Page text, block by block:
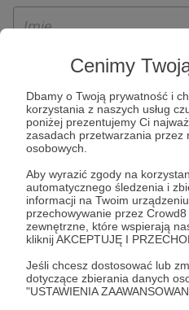
Cenimy
Dbamy o Twoją prywatność i
korzystania z naszych usług
poniżej prezentujemy Ci
zasadach przetwarzania przez
osobowych.
Aby wyrazić zgody na
automatycznego śledzenia i
informacji na Twoim
przechowywanie przez
zewnętrzne, które wspierają
kliknij AKCEPTUJĘ I
Jeśli chcesz dostosować lub
dotyczące zbierania danych
"USTAWIENIA
Patronite.pl, w tym możliwości
otrzymywania wsparcia na
ich przenoszenia,
wyrażenia sprzeciwu wobec
osobowych. Rejestracja dla
jest po przekazaniu
założenie konta przez osobę
dostępny jest na stronie
* Zapoznałem się i akceptuję